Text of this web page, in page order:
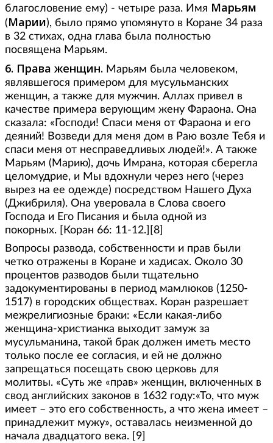
благословение ему) - четыре раза. Имя Марьям
(Марии), было прямо упомянуто в Коране 34 раза
в 32 стихах, одна глава была полностью
посвящена Марьям.
6. Права женщин. Марьям была человеком,
являвшегося примером для мусульманских
женщин, а также для мужчин. Аллах привел в
качестве примера верующим жену Фараона. Она
сказала: «Господи! Спаси меня от Фараона и его
деяний! Возведи для меня дом в Раю возле Тебя и
спаси меня от несправедливых людей!». А также
Марьям (Марию), дочь Имрана, которая сберегла
целомудрие, и Мы вдохнули через него (через
вырез на ее одежде) посредством Нашего Духа
(Джибриля). Она уверовала в Слова своего
Господа и Его Писания и была одной из
покорных. [Коран 66: 11-12.][8]
Вопросы развода, собственности и прав были
четко отражены в Коране и хадисах. Около 30
процентов разводов были тщательно
задокументированы в период мамлюков (1250-
1517) в городских обществах. Коран разрешает
межрелигиозные браки: «Если какая-либо
женщина-христианка выходит замуж за
мусульманина, такой брак должен иметь место
только после ее согласия, и ей не должно
запрещаться посещать свою церковь для
молитвы. «Суть же «прав» женщин, включенных в
свод английских законов в 1632 году:«То, что муж
имеет – это его собственность, а что жена имеет –
принадлежит мужу», оставалась неизменной до
начала двадцатого века. [9]